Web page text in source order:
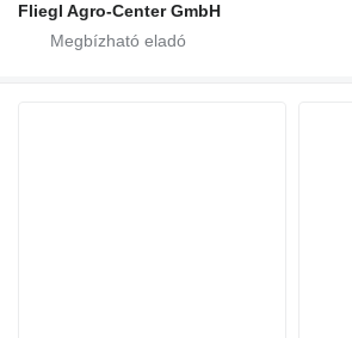
Fliegl Agro-Center GmbH